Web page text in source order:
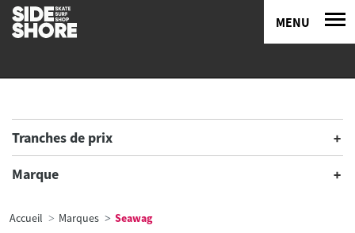
MENU
Tranches de prix
Marque
Accueil Marques Seawag